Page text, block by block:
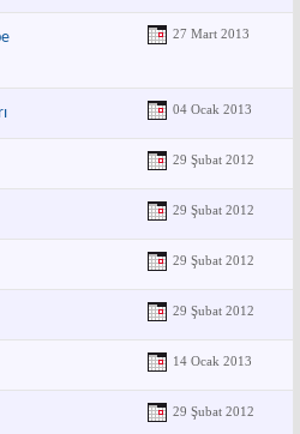
27 Mart 2013
04 Ocak 2013
29 Şubat 2012
29 Şubat 2012
29 Şubat 2012
29 Şubat 2012
14 Ocak 2013
29 Şubat 2012